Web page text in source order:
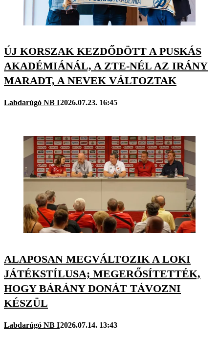
ÚJ KORSZAK KEZDŐDÖTT A PUSKÁS
AKADÉMIÁNÁL, A ZTE-NÉL AZ IRÁNY
MARADT, A NEVEK VÁLTOZTAK
Labdarúgó NB I2026.07.23. 16:45
ALAPOSAN MEGVÁLTOZIK A LOKI
JÁTÉKSTÍLUSA; MEGERŐSÍTETTÉK,
HOGY BÁRÁNY DONÁT TÁVOZNI
KÉSZÜL
Labdarúgó NB I2026.07.14. 13:43